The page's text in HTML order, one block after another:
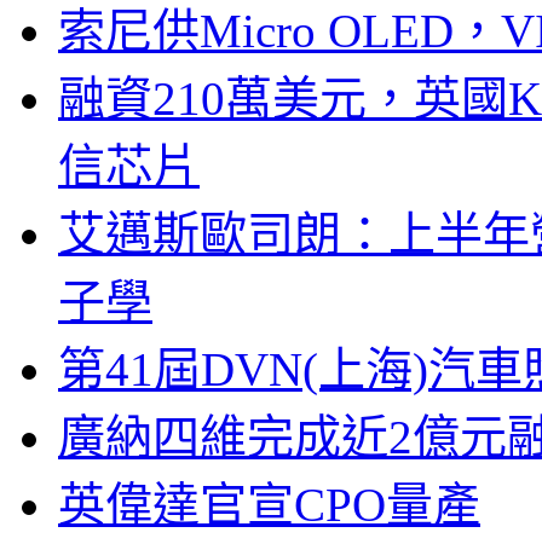
索尼供Micro OLED，
融資210萬美元，英國
信芯片
艾邁斯歐司朗：上半
子學
第41屆DVN(上海)汽
廣納四維完成近2億元
英偉達官宣CPO量產